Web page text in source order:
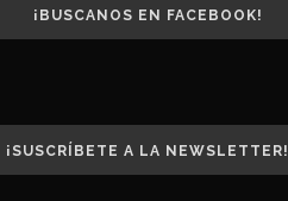
¡BUSCANOS EN FACEBOOK!
¡SUSCRÍBETE A LA NEWSLETTER!